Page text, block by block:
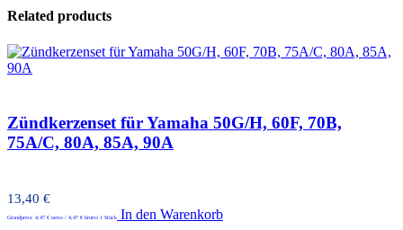
Related products
Zündkerzenset für Yamaha 50G/H, 60F, 70B,
75A/C, 80A, 85A, 90A
13,40 €
Grundpreis: 4,47 € netto / 4,47 € brutto 1 Stück In den Warenkorb